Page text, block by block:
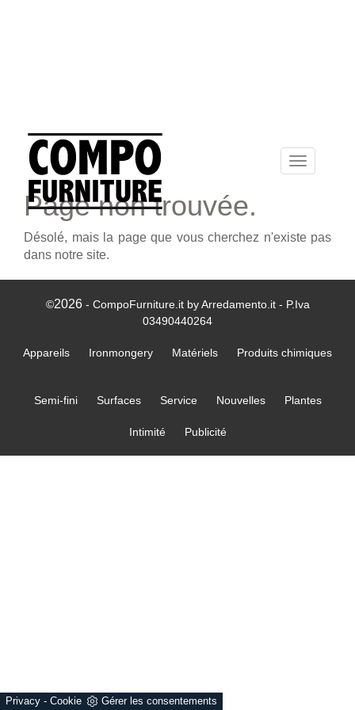
Privacy - Cookie Gérer les consentements
Toggle
navigation
Page non trouvée.
Désolé, mais la page que vous cherchez n'existe pas
dans notre site.
©2026- CompoFurniture.it by Arredamento.it - P.Iva
03490440264
Appareils Ironmongery Matériels Produits chimiques
Semi-fini Surfaces Service Nouvelles Plantes
Intimité Publicité